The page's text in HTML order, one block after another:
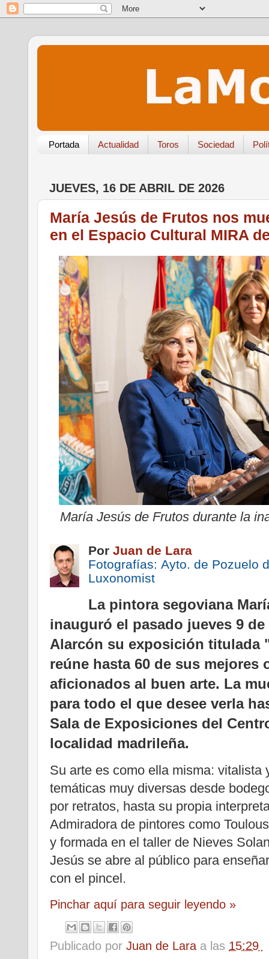
Portada Actualidad Toros Sociedad
JUEVES, 16 DE ABRIL DE 2026
María Jesús de Frutos nos
en el Espacio Cultural MIRA
María Jesús de Frutos durante la
Por Juan de Lara
Fotografías: Ayto. de Pozuelo
Luxonomist
La pintora segoviana
inauguró el pasado jueves 9
Alarcón su exposición titulada
reúne hasta 60 de sus mejores
aficionados al buen arte. La
para todo el que desee verla
Sala de Exposiciones del
localidad madrileña.
Su arte es como ella misma: vitalista
temáticas muy diversas desde
por retratos, hasta su propia
Admiradora de pintores como
y formada en el taller de Nieves
Jesús se abre al público para
con el pincel.
Pinchar aquí para seguir leyendo »
Publicado por Juan de Lara a las 15:29